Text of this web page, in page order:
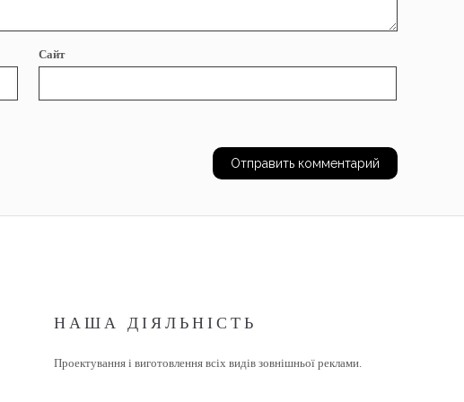
Сайт
НАША ДІЯЛЬНІСТЬ
Проектування і виготовлення всіх видів зовнішньої реклами.